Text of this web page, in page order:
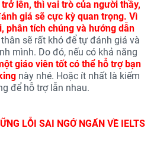
lên, thì vai trò của người thầy,
giá sẽ cực kỳ quan trọng. Vì
phân tích chúng và hướng dẫn
thân sẽ rất khó để tự đánh giá và
mình. Do đó, nếu có khả năng
giáo viên tốt có thể hỗ trợ bạn
này nhé. Hoặc ít nhất là kiếm
để hỗ trợ lẫn nhau.
LỖI SAI NGỚ NGẨN VỀ IELTS